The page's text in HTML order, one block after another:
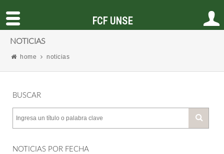
NOTICIAS
home noticias
BUSCAR
NOTICIAS POR FECHA
FCF UNSE